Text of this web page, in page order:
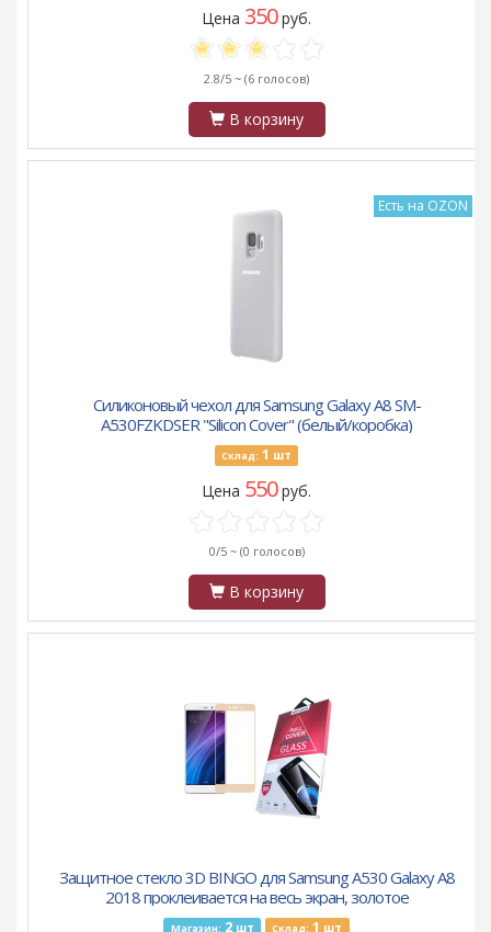
Цена 350руб.
2.8/5 ~ (6 голосов)
В корзину
Есть на OZON
Силиконовый чехол для Samsung Galaxy A8 SM-
A530FZKDSER "Silicon Cover" (белый/коробка)
Склад: 1 шт
Цена 550руб.
0/5 ~ (0 голосов)
В корзину
Защитное стекло 3D BINGO для Samsung A530 Galaxy A8
2018 проклеивается на весь экран, золотое
Магазин: 2шт Склад: 1 шт